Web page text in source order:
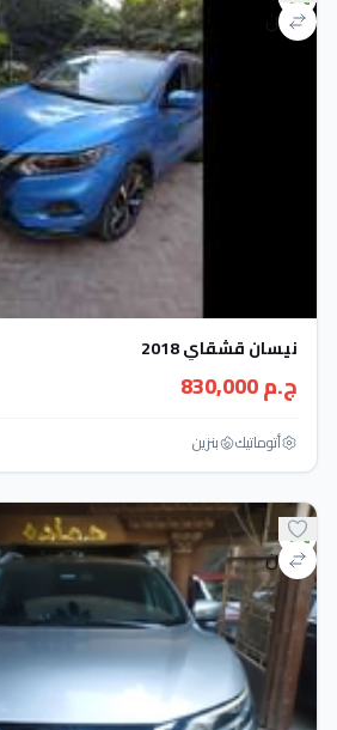
نيسان قشقاي 2018
ج.م 830,000
أتوماتيك‎ بنزين